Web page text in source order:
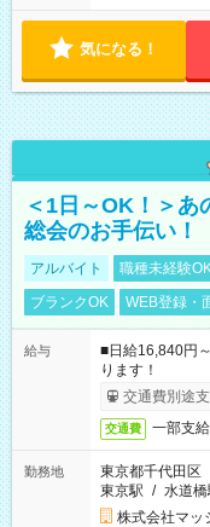
気になる！
＜1日～OK！＞あ
総会のお手伝い！
アルバイト 職種未経験
ブランクOK
WEB登録・
給与
■日給16,840円
ります！
交通費別途
交通費 一部支給
勤務地
東京都千代田区
東京駅 / 水道橋
株式会社マッ